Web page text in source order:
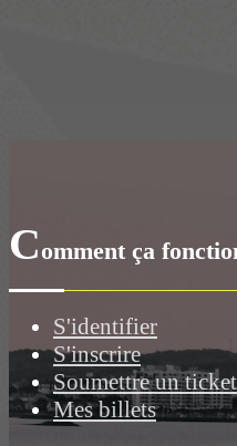
Comment ça
S'identifier
S'inscrire
Soumettre un ticket
Mes billets